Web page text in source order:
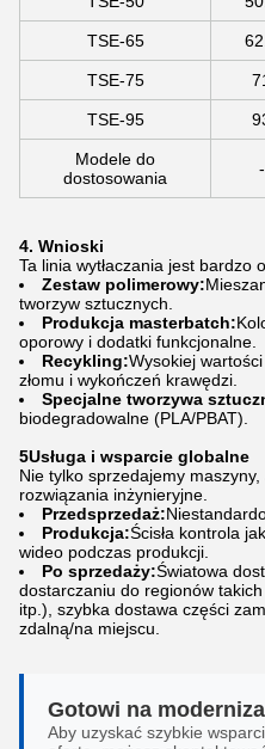
TSE-65
TSE-75
TSE-95
Modele do
dostosowania
-
4. Wnioski
Ta linia wytłaczania jest bardzo
Zestaw polimerowy:
tworzyw sztucznych.
Produkcja masterbatch:
oporowy i dodatki funkcjonalne.
Recykling:Wysokiej
złomu i wykończeń krawędzi.
Specjalne tworzywa
biodegradowalne (PLA/PBAT).
5Usługa i wsparcie globalne
Nie tylko sprzedajemy
rozwiązania inżynieryjne.
Przedsprzedaż:
Produkcja:Ścisła kontrola
wideo podczas produkcji.
Po sprzedaży:Światowa
dostarczaniu do regionów
itp.), szybka dostawa części
zdalną/na miejscu.
Gotowi na
Aby uzyskać szybkie